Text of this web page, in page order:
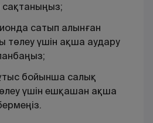
сатып алынған
төлеу үшін ақша аудару
бойынша салық
үшін ешқашан ақша